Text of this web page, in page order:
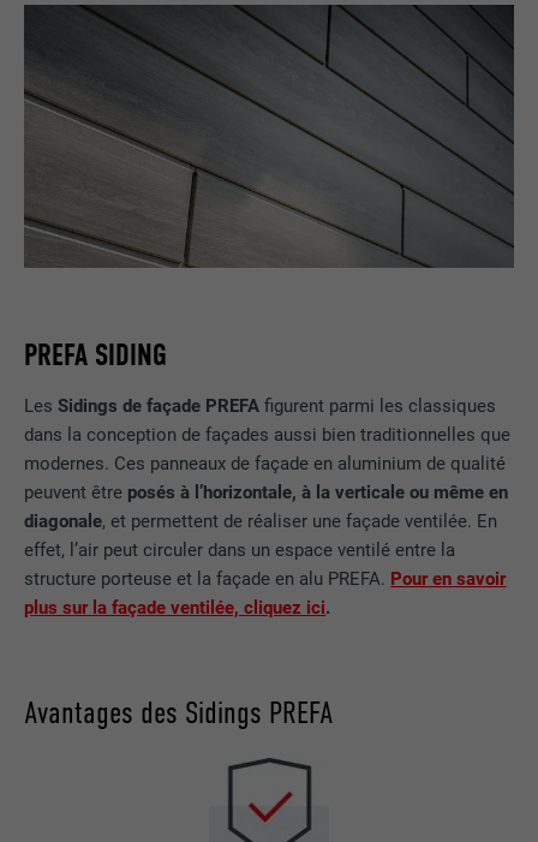
PREFA SIDING
LesSidings de façade PREFA figurent parmi les classiques
dans la conception de façades aussi bien traditionnelles que
modernes. Ces panneaux de façade en aluminium de qualité
peuvent être posés à l’horizontale, à la verticale ou même en
diagonale, et permettent de réaliser une façade ventilée. En
effet, l’air peut circuler dans un espace ventilé entre la
structure porteuse et la façade en alu PREFA. Pour en savoir
plus sur la façade ventilée, cliquez ici.
Avantages des Sidings PREFA